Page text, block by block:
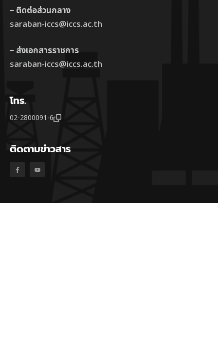
– ติดต่อส่วนกลาง
saraban-iccs@iccs.ac.th
– ส่งเอกสารราชการ
saraban-iccs@iccs.ac.th
โทร.
02-2800091-6
ติดตามข่าวสาร